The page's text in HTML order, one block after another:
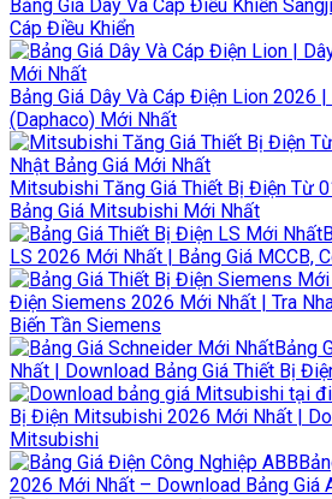
Bảng Giá Dây Và Cáp Điều Khiển
Cáp Điều Khiển
Bảng Giá Dây Và Cáp Điện Lion 2026
(Daphaco) Mới Nhất
Mitsubishi Tăng Giá Thiết Bị Điện Từ
Bảng Giá Mitsubishi Mới Nhất
LS 2026 Mới Nhất | Bảng Giá MCCB,
Điện Siemens 2026 Mới Nhất | Tra
Biến Tần Siemens
Bảng
Nhất | Download Bảng Giá Thiết Bị
Bị Điện Mitsubishi 2026 Mới Nhất |
Mitsubishi
2026 Mới Nhất – Download Bảng Giá